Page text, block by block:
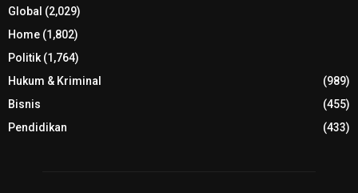
Global (2,029)
Home (1,802)
Politik(1,764)
Hukum & Kriminal
(989)
Bisnis
(455)
Pendidikan
(433)